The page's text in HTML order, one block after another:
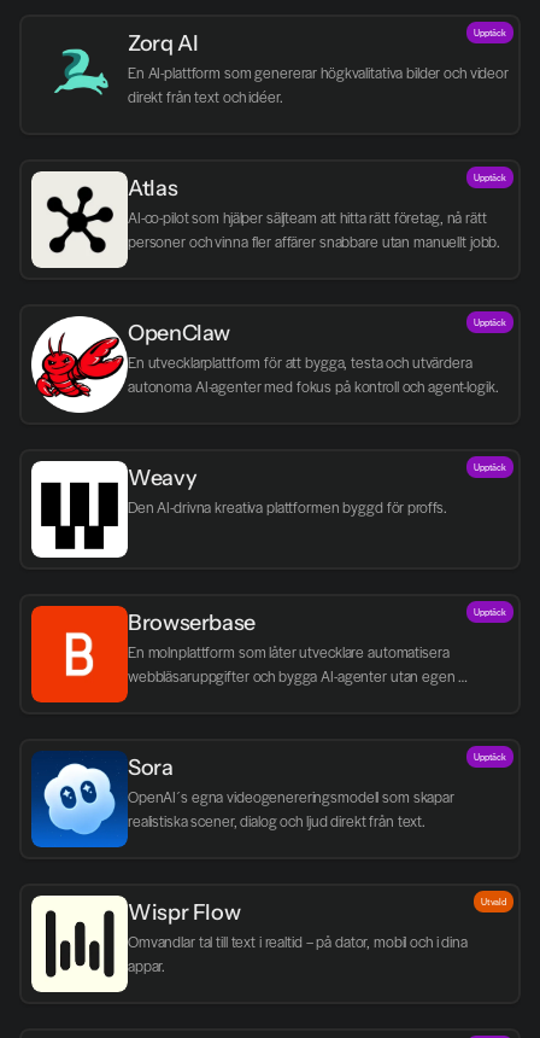
Zorq AI
En AI-plattform som genererar högkvalitativa bilder och videor
direkt från text och idéer.
Upptäck
Atlas
AI-co-pilot som hjälper säljteam att hitta rätt företag, nå rätt
personer och vinna fler affärer snabbare utan manuellt jobb.
Upptäck
OpenClaw
En utvecklarplattform för att bygga, testa och utvärdera
autonoma AI-agenter med fokus på kontroll och agent-logik.
Upptäck
Weavy
Den AI-drivna kreativa plattformen byggd för proffs.
Upptäck
Browserbase
En molnplattform som låter utvecklare automatisera
webbläsaruppgifter och bygga AI-agenter utan egen
Upptäck
Sora
OpenAI´s egna videogenereringsmodell som skapar
realistiska scener, dialog och ljud direkt från text.
Upptäck
Wispr Flow
Omvandlar tal till text i realtid – på dator, mobil och i dina
appar.
Utvald